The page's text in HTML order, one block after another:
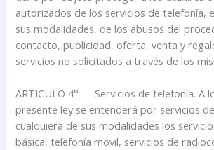
autorizados de los servicios de telefonía,
sus modalidades, de los abusos del
contacto, publicidad, oferta, venta y
servicios no solicitados a través de los
ARTICULO 4° — Servicios de telefonía. A
presente ley se entenderá por servicios
cualquiera de sus modalidades los
básica, telefonía móvil, servicios de